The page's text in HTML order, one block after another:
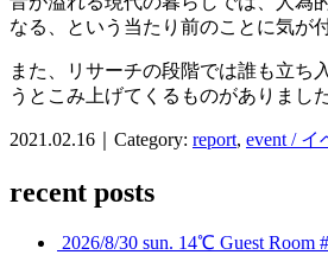
なる、という当たり前のことに気が
また、リサーチの段階では誰も立ち
うとこみ上げてくるものがありまし
2021.02.16｜Category: report, event / イ
recent posts
2026/8/30 sun. 14℃ Guest Room